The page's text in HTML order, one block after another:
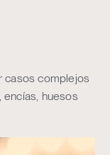
casos complejos
huesos